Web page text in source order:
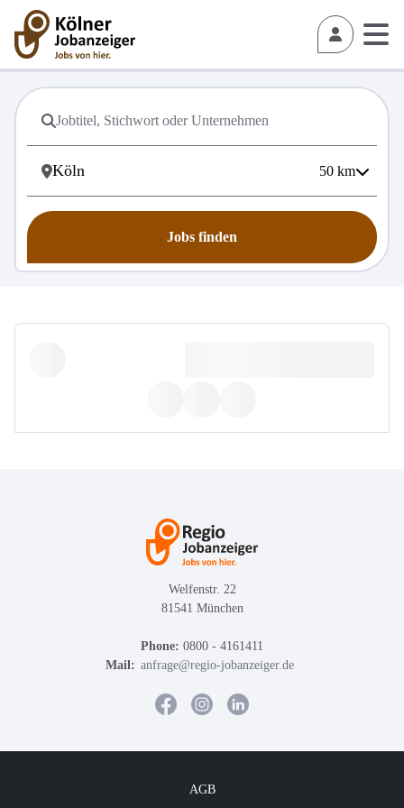
50 km
Jobs finden
Welfenstr. 22
81541 München
Phone: 0800 - 4161411
Mail: anfrage@regio-jobanzeiger.de
AGB